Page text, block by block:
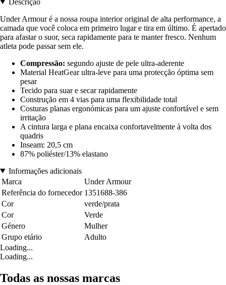
Under Armour é a nossa roupa interior original de alta performance, a
camada que você coloca em primeiro lugar e tira em último. É apertado
para afastar o suor, seca rapidamente para te manter fresco. Nenhum
atleta pode passar sem ele.
Compressão: segundo ajuste de pele ultra-aderente
Material HeatGear ultra-leve para uma protecção óptima sem
pesar
Tecido para suar e secar rapidamente
Construção em 4 vias para uma flexibilidade total
Costuras planas ergonómicas para um ajuste confortável e sem
irritação
A cintura larga e plana encaixa confortavelmente à volta dos
quadris
Inseam: 20,5 cm
87% poliéster/13% elastano
Informações adicionais
Marca
Under Armour
Referência do fornecedor 1351688-386
Cor
verde/prata
Cor
Verde
Género
Mulher
Grupo etário
Adulto
Loading...
Loading...
Todas as nossas marcas